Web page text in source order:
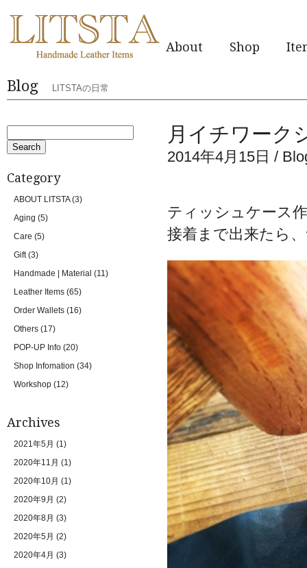
About Shop
Blog LITSTAの日常
Category
ABOUT LITSTA(3)
Aging (5)
Care (5)
Gift(3)
Handmade | Material (11)
Leather Items (65)
Order Wallets (16)
Others (17)
POP-UP Info (20)
Shop Infomation (34)
Workshop (12)
Archives
2021年5月 (1)
2020年11月 (1)
2020年10月 (1)
2020年9月 (2)
2020年8月 (3)
2020年5月 (2)
2020年4月 (3)
月イチワーク
2014年4月15日 /
ティッシュケース
接着まで出来たら